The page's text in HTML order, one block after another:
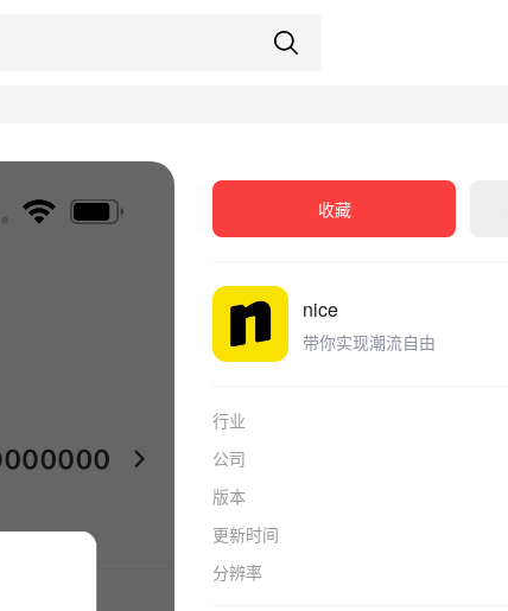
收藏
nice
带你实现潮流自由
行业
公司
版本
更新时间
分辨率